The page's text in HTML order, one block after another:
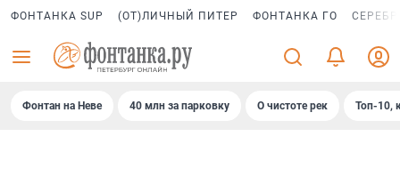
ФОНТАНКА SUP (ОТ)ЛИЧНЫЙ ПИТЕР ФОНТАНКА ГО
Фонтан на Неве 40 млн за парковку О чистоте рек Топ-10,